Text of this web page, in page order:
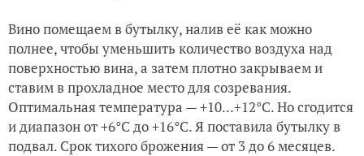
Вино помещаем в бутылку, налив её как можно
полнее, чтобы уменьшить количество воздуха над
поверхностью вина, а затем плотно закрываем и
ставим в прохладное место для созревания.
Оптимальная температура — +10...+12°C. Но сгодится
и диапазон от +6°C до +16°C. Я поставила бутылку в
подвал. Срок тихого брожения — от 3 до 6 месяцев.